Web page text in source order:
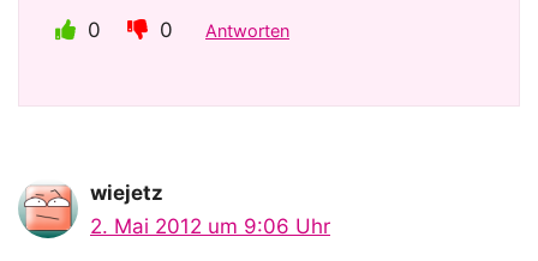
0 0 Antworten
wiejetz
2. Mai 2012 um 9:06 Uhr